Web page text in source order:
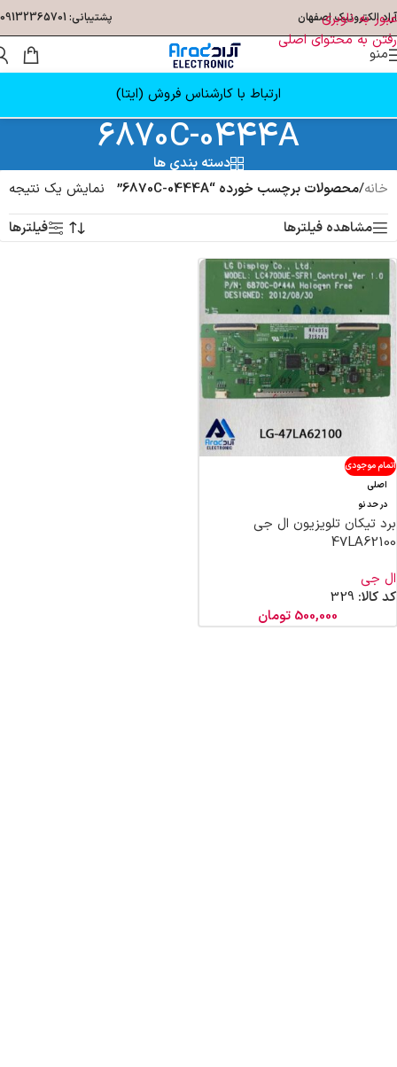
عبور به ناوبری
رفتن به محتوای اصلی
آراد الکترونیک اصفهان پشتیبانی: 09132365701
منو
ارتباط با کارشناس فروش (ایتا)
6870C-0444A
دسته بندی ها
خانه/محصولات برچسب خورده “6870C-0444A”
نمایش یک نتیجه
مشاهده فیلترها
فیلترها
اتمام موجودی
اصلی
در حد نو
برد تیکان تلویزیون ال جی
47LA62100
ال جی
کد کالا: 329
500,000 تومان